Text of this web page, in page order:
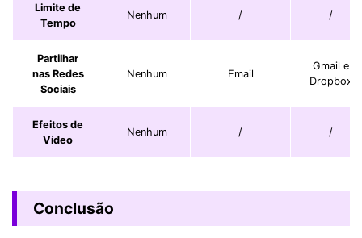
Limite de
Tempo
Nenhum / /
Partilhar
nas Redes
Sociais
Nenhum Email
Gmail e
Dropbox
Efeitos de
Vídeo
Nenhum / /
Conclusão